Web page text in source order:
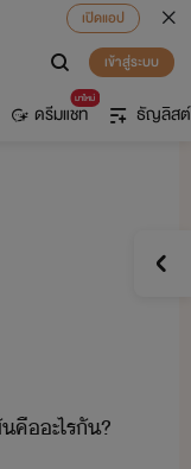
เปิดแอป
เข้าสู่ระบบ
มาใหม่
ดรีมแชท ธัญลิสต์
คื​ะไร​ั​?